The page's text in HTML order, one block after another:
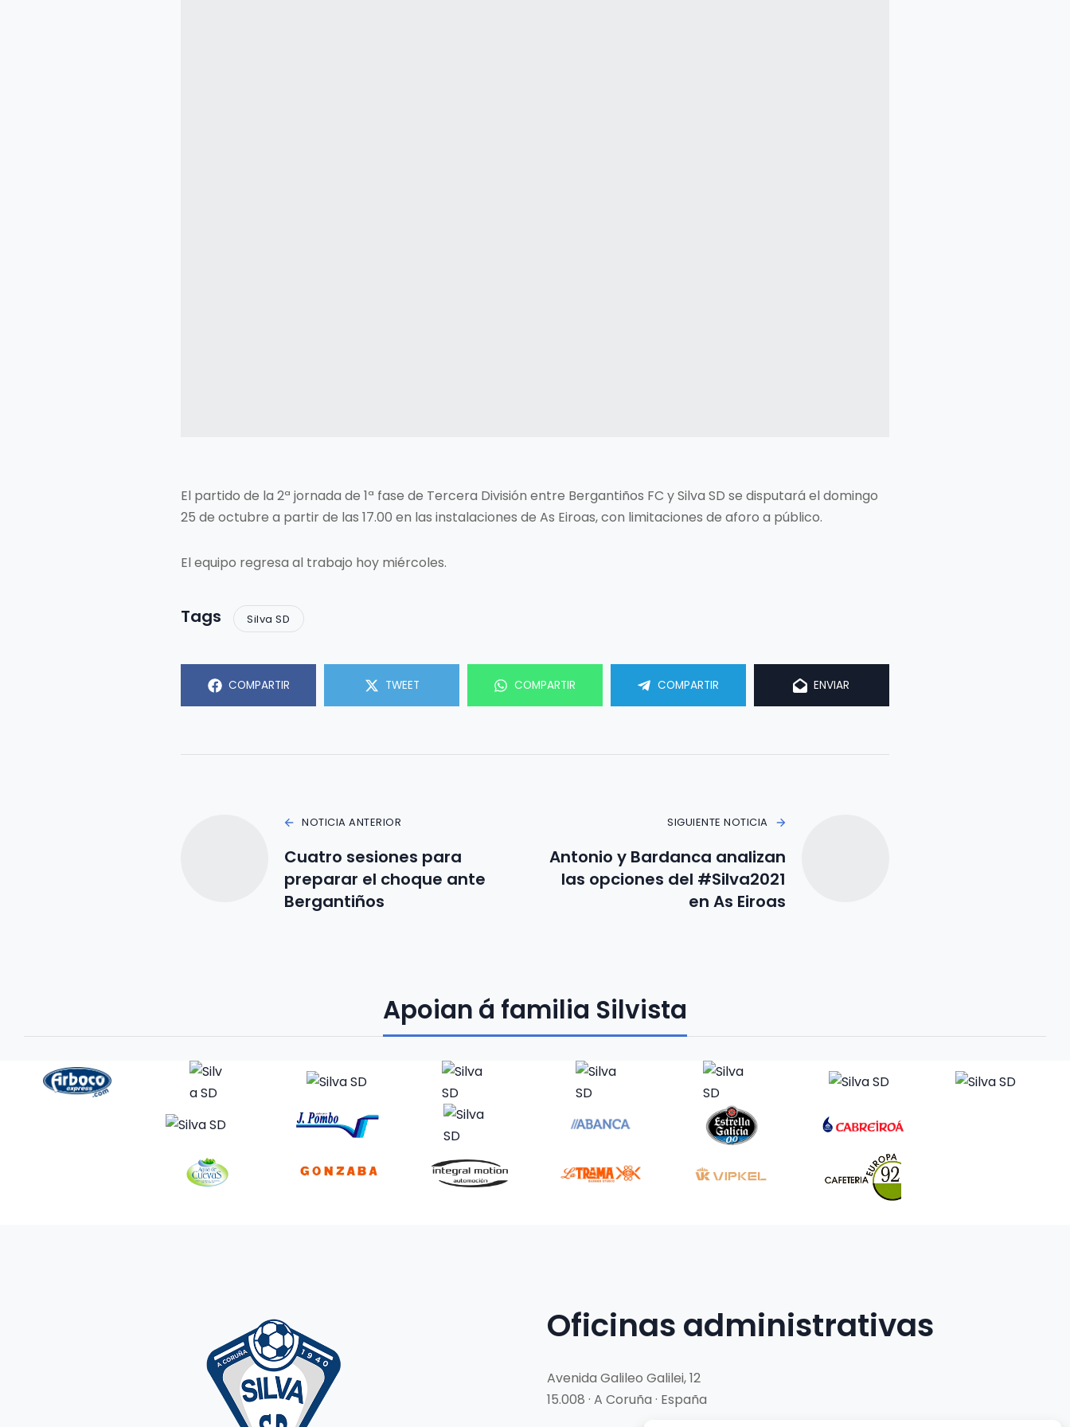
El partido de la 2ª jornada de 1ª fase de Tercera División entre Bergantiños FC y Silva SD se disputará el domingo
25 de octubre a partir de las 17.00 en las instalaciones de As Eiroas, con limitaciones de aforo a público.
El equipo regresa al trabajo hoy miércoles.
Tags Silva SD
COMPARTIR TWEET COMPARTIR COMPARTIR ENVIAR
NOTICIA ANTERIOR
Cuatro sesiones para
preparar el choque ante
Bergantiños
SIGUIENTE NOTICIA
Antonio y Bardanca analizan
las opciones del #Silva2021
en As Eiroas
Apoian á familia Silvista
Oficinas administrativas
Avenida Galileo Galilei, 12
15.008 · A Coruña · España